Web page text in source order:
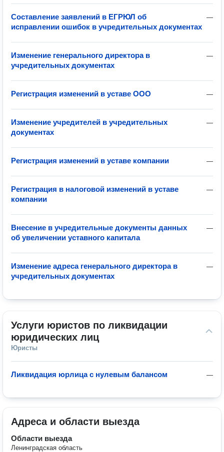
—
Составление заявлений в ЕГРЮЛ об
исправлении ошибок в учредительных документах
—
Изменение генерального директора в
учредительных документах
—
Регистрация изменений в уставе ООО
—
Изменение учредителей в учредительных
документах
—
Регистрация изменений в уставе компании
—
Регистрация в налоговой изменений в уставе
компании
—
Внесение в учредительные документы данных
об увеличении уставного капитала
—
Изменение адреса генерального директора в
учредительных документах
Услуги юристов по ликвидации
юридических лиц
Юристы
—
Ликвидация юрлица с нулевым балансом
Адреса и области выезда
Области выезда
Ленинградская область